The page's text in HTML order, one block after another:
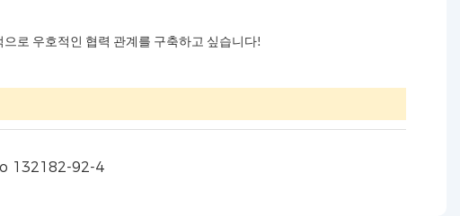
로 우호적인 협력 관계를 구축하고 싶습니다!